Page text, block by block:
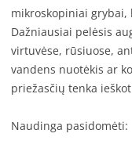
mikroskopiniai
Dažniausiai pelėsis
virtuvėse, rūsiuose,
vandens nuotėkis ar
priežasčių tenka
Naudinga pasidomėti: